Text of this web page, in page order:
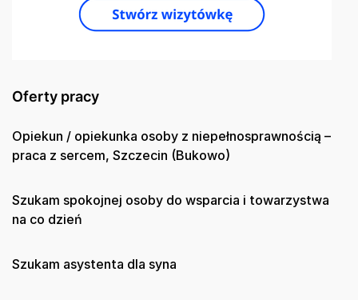
Oferty pracy
Opiekun / opiekunka osoby z niepełnosprawnością –
praca z sercem, Szczecin (Bukowo)
Szukam spokojnej osoby do wsparcia i towarzystwa
na co dzień
Szukam asystenta dla syna